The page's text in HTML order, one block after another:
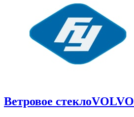
Ветровое стеклоVOLVO